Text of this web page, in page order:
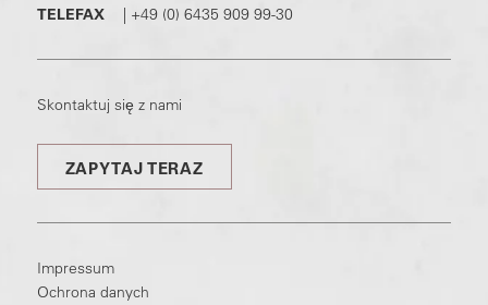
TELEFAX
+49 (0) 6435 909 99-30
Skontaktuj się z nami
ZAPYTAJ TERAZ
Impressum
Ochrona danych